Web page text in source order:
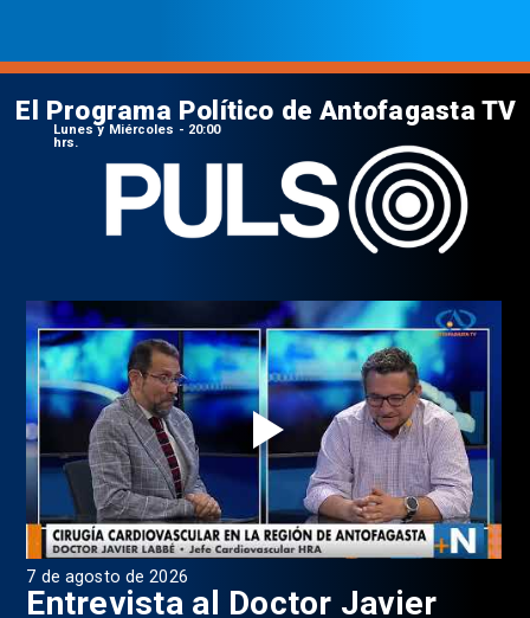
7 de agosto de 2026
Entrevista al Doctor Javier
El Programa Político de Antofagasta TV
Lunes y Miércoles - 20:00
hrs.